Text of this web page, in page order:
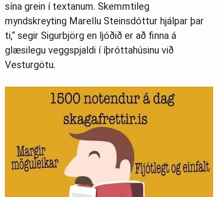
sína grein í textanum. Skemmtileg
myndskreyting Marellu Steinsdóttur hjálpar þar
ti,“ segir Sigurbjörg en ljóðið er að finna á
glæsilegu veggspjaldi í íþróttahúsinu við
Vesturgötu.